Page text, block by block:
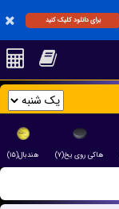
برای دانلود کلیک کنید
هاکی روی یخ(۷) هندبال(۱۵)